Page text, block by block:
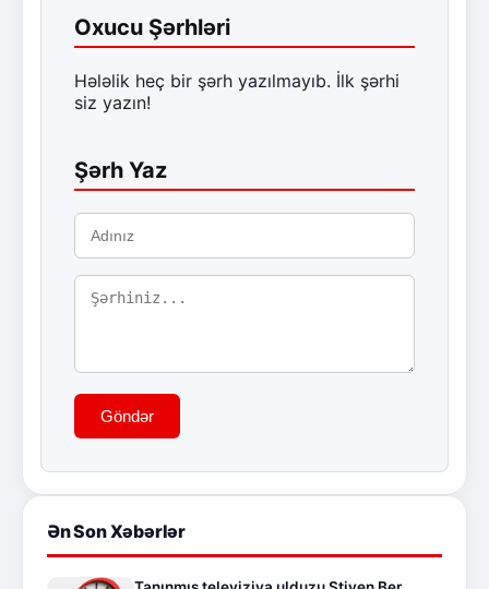
Oxucu Şərhləri
Hələlik heç bir şərh yazılmayıb. İlk şərhi
siz yazın!
Şərh Yaz
Göndər
Ən Son Xəbərlər